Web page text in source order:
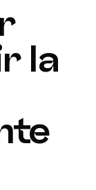
la